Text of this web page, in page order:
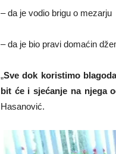
– da je vodio brigu o mezarju
– da je bio pravi domaćin
„Sve dok koristimo
bit će i sjećanje na njega
Hasanović.